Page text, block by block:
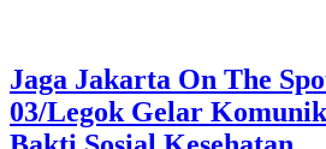
Jaga Jakarta On The
03/Legok Gelar